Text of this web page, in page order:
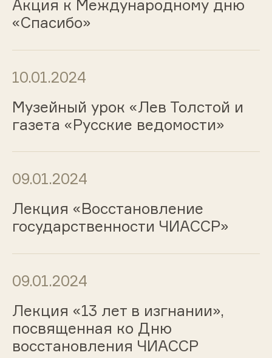
Акция к Международному дню
«Спасибо»
10.01.2024
Музейный урок «Лев Толстой и
газета «Русские ведомости»
09.01.2024
Лекция «Восстановление
государственности ЧИАССР»
09.01.2024
Лекция «13 лет в изгнании»,
посвященная ко Дню
восстановления ЧИАССР